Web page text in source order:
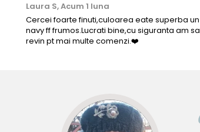
Laura S,Acum 1 luna
Cercei foarte finuti,culoarea eate superba un
navy ff frumos.Lucrati bine,cu siguranta am sa
revin pt mai multe comenzi.❤️